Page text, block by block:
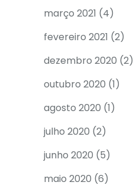
março 2021 (4)
fevereiro 2021 (2)
dezembro 2020 (2)
outubro 2020 (1)
agosto 2020 (1)
julho 2020 (2)
junho 2020 (5)
maio 2020 (6)